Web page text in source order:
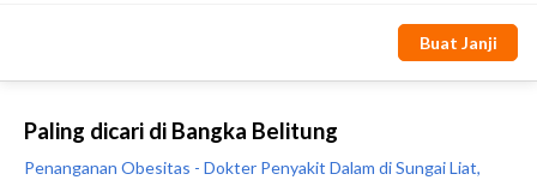
Paling dicari di Bangka Belitung
Penanganan Obesitas - Dokter Penyakit Dalam di Sungai Liat,